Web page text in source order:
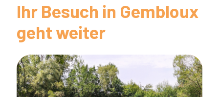
Ihr Besuch in Gembloux
geht weiter